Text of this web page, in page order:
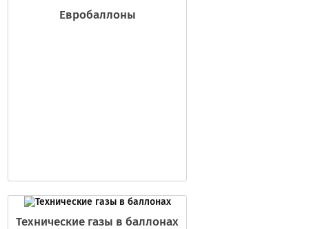
Евробаллоны
Технические газы в баллонах